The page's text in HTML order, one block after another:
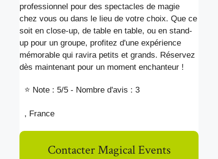
professionnel pour des spectacles de magie
chez vous ou dans le lieu de votre choix. Que ce
soit en close-up, de table en table, ou en stand-
up pour un groupe, profitez d'une expérience
mémorable qui ravira petits et grands. Réservez
dès maintenant pour un moment enchanteur !
⭐ Note : 5/5 - Nombre d'avis : 3
, France
Contacter Magical Events